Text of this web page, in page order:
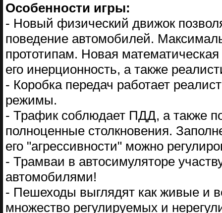
Особенности игры:
- Новый физический движок
поведение автомобилей.
прототипам. Новая
его инерционность, а также
- Коробка передач работает
режимы.
- Трафик соблюдает ПДД, а также
полноценные столкновения.
его "агрессивности" можно
- Трамваи в автосимуляторе
автомобилями!
- Пешеходы выглядят как живые и
множество регулируемых и